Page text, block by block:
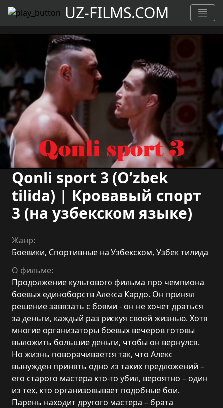
UZ-FILMS.COM
Qonli sport 3 (O’zbek
tilida) | Кровавый спорт
3 (на узбекском языке)
Жанр:
Боевики, Спортивные на Узбекском, Узбек тилида
О фильме:
Продолжение культового фильма про чемпиона
боевых единоборств Алекса Кардо. Он принял
решение завязать с боями - он не хочет драться
за деньги, каждый раз рискуя своей жизнью. Хотя
многие организаторы боевых вечеров готовы
выложить большие деньги, чтобы он вернулся.
Но жизнь поворачивается так, что Алекс
вынужден принять одно из таких предложений –
его старого мастера кто-то убил, вероятно – один
из тех, кто организовывает подобные бои.
Парень находит другого мастера – брата